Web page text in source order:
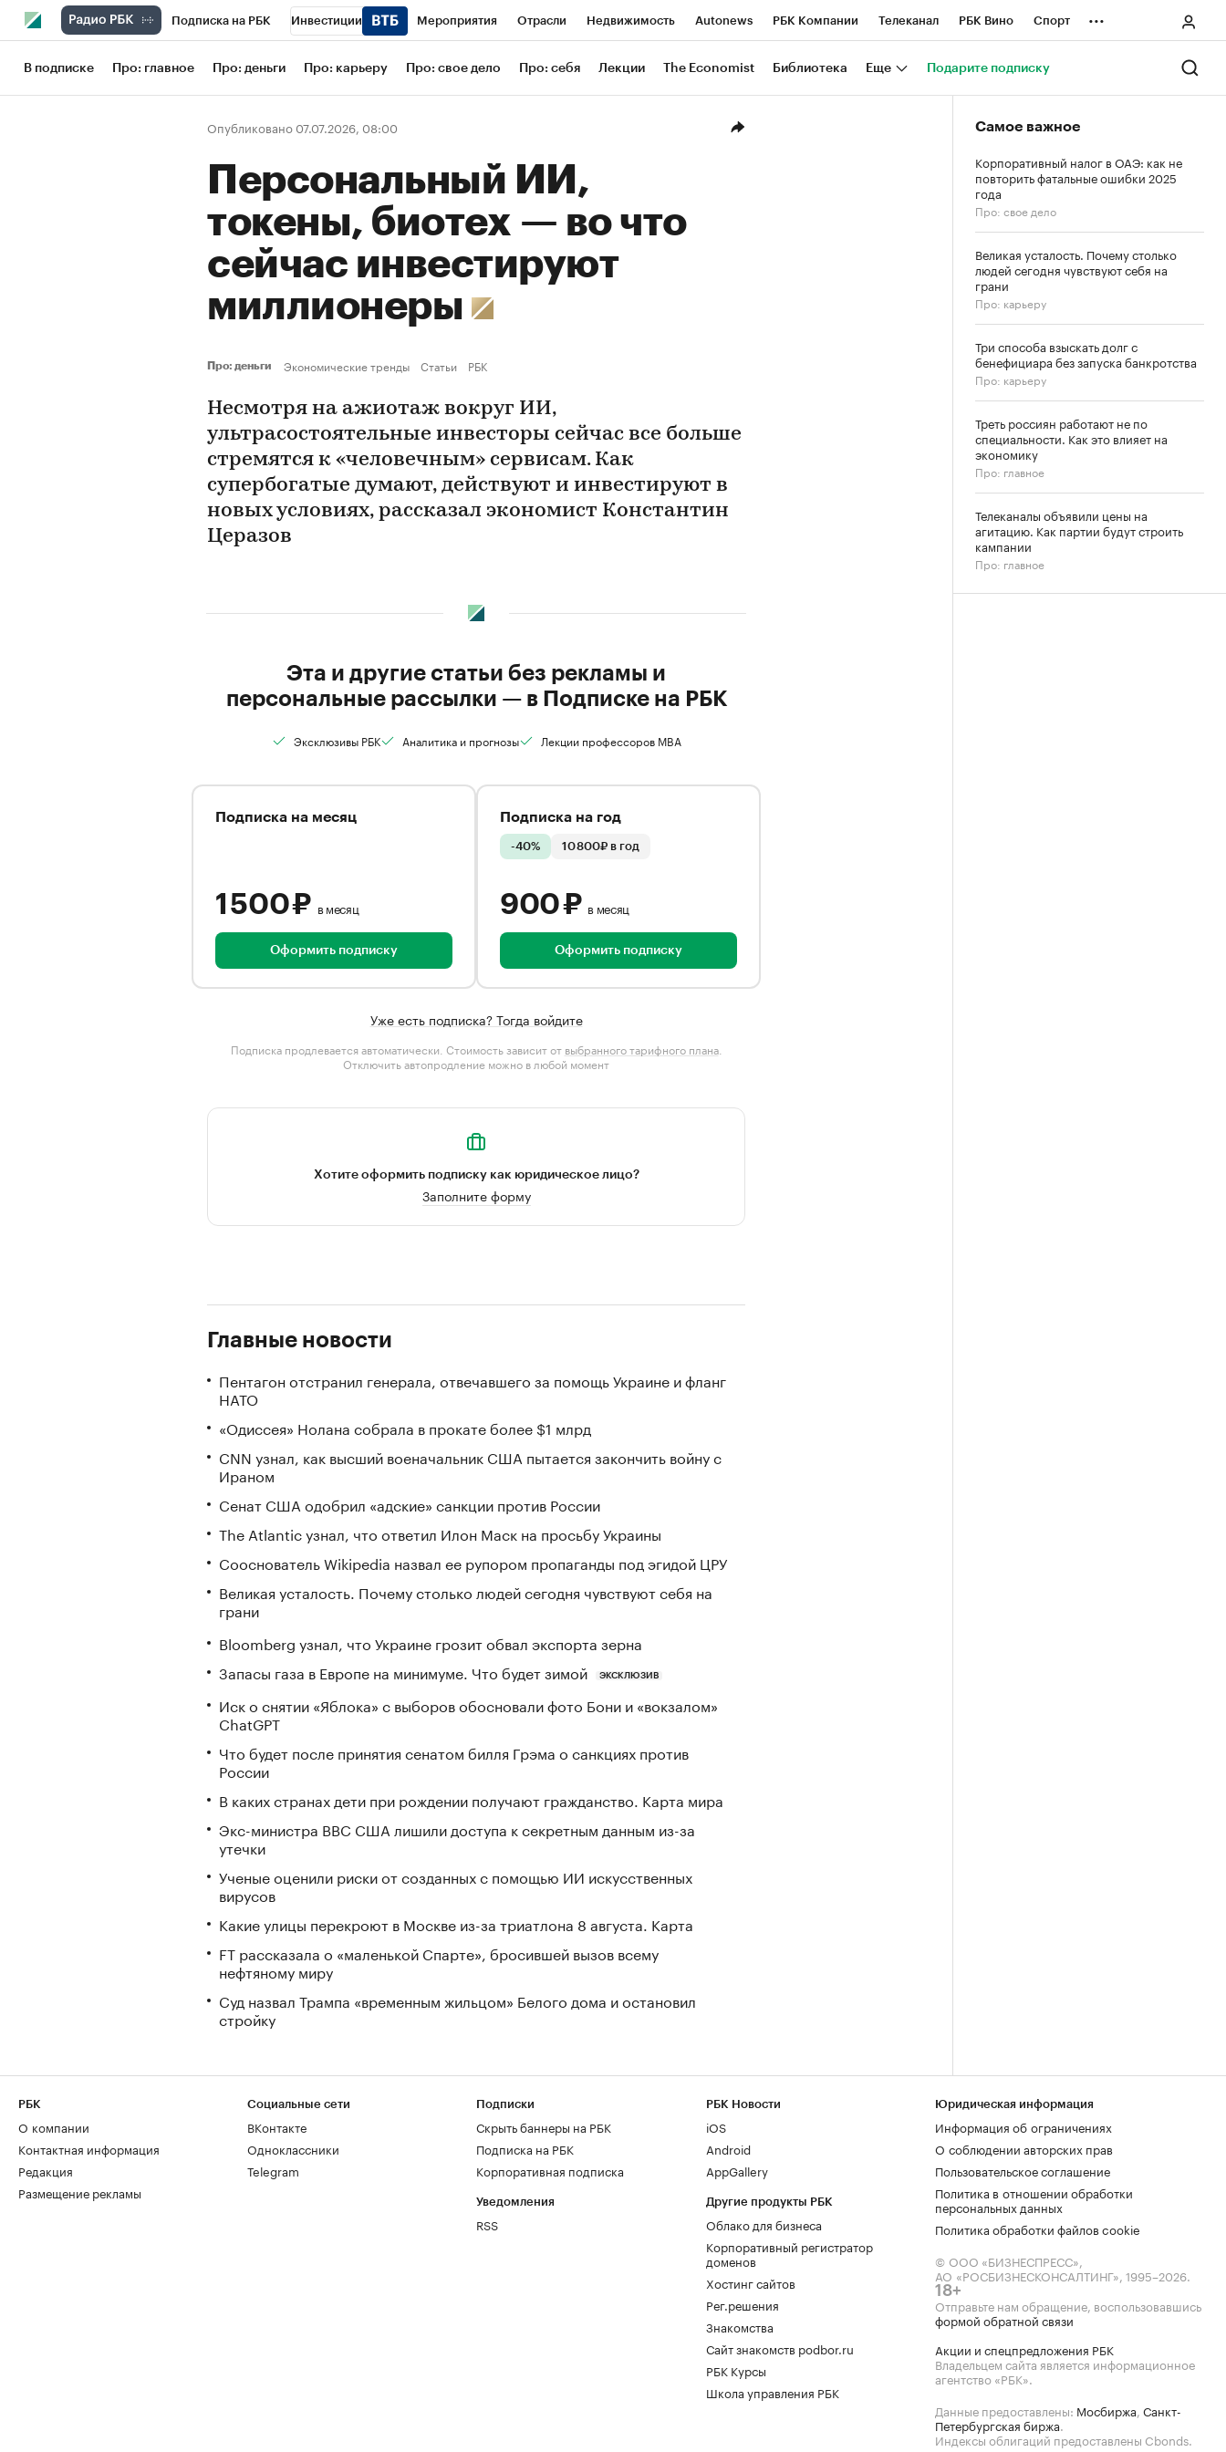
Подписка на РБК Инвестиции Мероприятия Отрасли Недвижимость Autonews РБК Компании Телеканал РБК Вино Спорт
Школа управления РБК РБК Образование РБК Life Тренды Визионеры Национальные проекты Город
Рынок наличной валюты
...
В подписке Про: главное Про: деньги Про: карьеру Про: свое дело Про: себя Лекции The Economist Библиотека Еще Подарите подписку
Опубликовано 07.07.2026, 08:00
Персональный ИИ,
токены, биотех — во что
сейчас инвестируют
миллионеры
Про: деньги Экономические тренды Статьи РБК
Несмотря на ажиотаж вокруг ИИ,
ультрасостоятельные инвесторы сейчас все больше
стремятся к «человечным» сервисам. Как
супербогатые думают, действуют и инвестируют в
новых условиях, рассказал экономист Константин
Церазов
Эта и другие статьи без рекламы и
персональные рассылки — в Подписке на РБК
Эксклюзивы РБК Аналитика и прогнозы Лекции профессоров MBA
Подписка на месяц
1 500 ₽ в месяц
Оформить подписку
Подписка на год
-40% 10 800₽ в год
900 ₽ в месяц
Оформить подписку
Уже есть подписка? Тогда войдите
Подписка продлевается автоматически. Стоимость зависит от выбранного тарифного плана.
Отключить автопродление можно в любой момент
Хотите оформить подписку как юридическое лицо?
Заполните форму
Главные новости
Пентагон отстранил генерала, отвечавшего за помощь Украине и фланг
НАТО
«Одиссея» Нолана собрала в прокате более $1 млрд
CNN узнал, как высший военачальник США пытается закончить войну с
Ираном
Сенат США одобрил «адские» санкции против России
The Atlantic узнал, что ответил Илон Маск на просьбу Украины
Сооснователь Wikipedia назвал ее рупором пропаганды под эгидой ЦРУ
Великая усталость. Почему столько людей сегодня чувствуют себя на
грани
Bloomberg узнал, что Украине грозит обвал экспорта зерна
Запасы газа в Европе на минимуме. Что будет зимой
ЭКСКЛЮЗИВ
Иск о снятии «Яблока» с выборов обосновали фото Бони и «вокзалом»
ChatGPT
Что будет после принятия сенатом билля Грэма о санкциях против
России
В каких странах дети при рождении получают гражданство. Карта мира
Экс-министра ВВС США лишили доступа к секретным данным из-за
утечки
Ученые оценили риски от созданных с помощью ИИ искусственных
вирусов
Какие улицы перекроют в Москве из-за триатлона 8 августа. Карта
FT рассказала о «маленькой Спарте», бросившей вызов всему
нефтяному миру
Суд назвал Трампа «временным жильцом» Белого дома и остановил
стройку
Самое важное
Корпоративный налог в ОАЭ: как не
повторить фатальные ошибки 2025
года
Про: свое дело
Великая усталость. Почему столько
людей сегодня чувствуют себя на
грани
Про: карьеру
Три способа взыскать долг с
бенефициара без запуска банкротства
Про: карьеру
Треть россиян работают не по
специальности. Как это влияет на
экономику
Про: главное
Телеканалы объявили цены на
агитацию. Как партии будут строить
кампании
Про: главное
РБК
О компании
Контактная информация
Редакция
Размещение рекламы
Социальные сети
ВКонтакте
Одноклассники
Telegram
Подписки
Скрыть баннеры на РБК
Подписка на РБК
Корпоративная подписка
Уведомления
RSS
РБК Новости
iOS
Android
AppGallery
Другие продукты РБК
Облако для бизнеса
Корпоративный регистратор
доменов
Хостинг сайтов
Рег.решения
Знакомства
Сайт знакомств podbor.ru
РБК Курсы
Школа управления РБК
Юридическая информация
Информация об ограничениях
О соблюдении авторских прав
Пользовательское соглашение
Политика в отношении обработки
персональных данных
Политика обработки файлов cookie
© ООО «БИЗНЕСПРЕСС»,
АО «РОСБИЗНЕСКОНСАЛТИНГ», 1995–2026.
18+
Отправьте нам обращение, воспользовавшись
формой обратной связи
Акции и спецпредложения РБК
Владельцем сайта является информационное
агентство «РБК».
Данные предоставлены: Мосбиржа, Санкт-
Петербургская биржа.
Индексы облигаций предоставлены Cbonds.